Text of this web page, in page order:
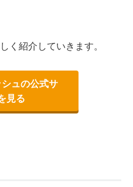
く紹介していきます。
ュの公式サ
見る